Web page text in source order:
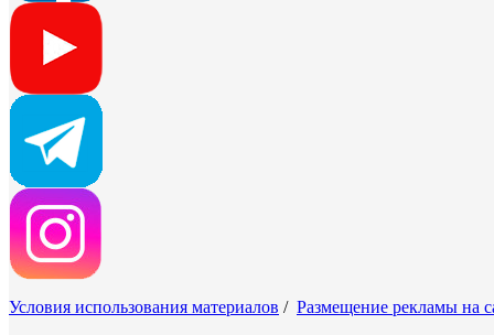
Условия использования материалов / Размещение рекламы на